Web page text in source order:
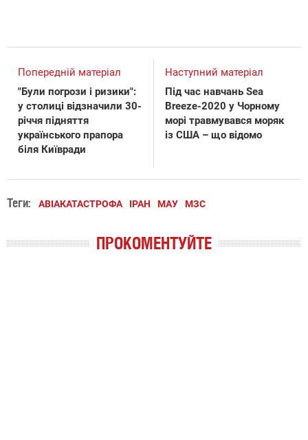
Попередній матеріал
"Були погрози і ризики":
у столиці відзначили 30-
річчя підняття
українського прапора
біля Київради
Наступний матеріал
Під час навчань Sea
Breeze-2020 у Чорному
морі травмувався моряк
із США – що відомо
Теги: АВІАКАТАСТРОФА ІРАН МАУ МЗС
ПРОКОМЕНТУЙТЕ